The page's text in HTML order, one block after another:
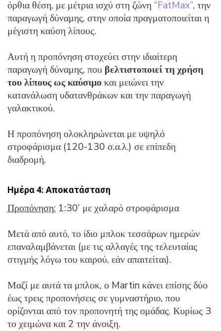
όρθια θέση, με μέτρια ισχύ στη ζώνη “FatMax”, την
παραγωγή δύναμης, στην οποία πραγματοποιείται η
μέγιστη καύση λίπους.
Αυτή η προπόνηση στοχεύει στην ιδιαίτερη
παραγωγή δύναμης, που βελτιστοποιεί τη χρήση
του λίπους ως καύσιμοκαι μειώνει την
κατανάλωση υδατανθράκων και την παραγωγή
γαλακτικού.
Η προπόνηση ολοκληρώνεται με υψηλό
στροφάρισμα (120-130 σ.α.λ.) σε επίπεδη
διαδρομή.
Ημέρα 4: Αποκατάσταση
Προπόνηση: 1:30’ με χαλαρό στροφάρισμα
Μετά από αυτό, το ίδιο μπλοκ τεσσάρων ημερών
επαναλαμβάνεται (με τις αλλαγές της τελευταίας
στιγμής λόγω του καιρού, εάν απαιτείται).
Μαζί με αυτά τα μπλοκ, ο Martin κάνει επίσης δύο
έως τρεις προπονήσεις σε γυμναστήριο, που
ορίζονται από τον προπονητή της ομάδας. Κυρίως 3
το χειμώνα και 2 την άνοιξη.